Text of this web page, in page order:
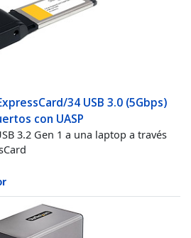
34 USB 3.0 (5Gbps)
con UASP
3.2 Gen 1 a una laptop a través